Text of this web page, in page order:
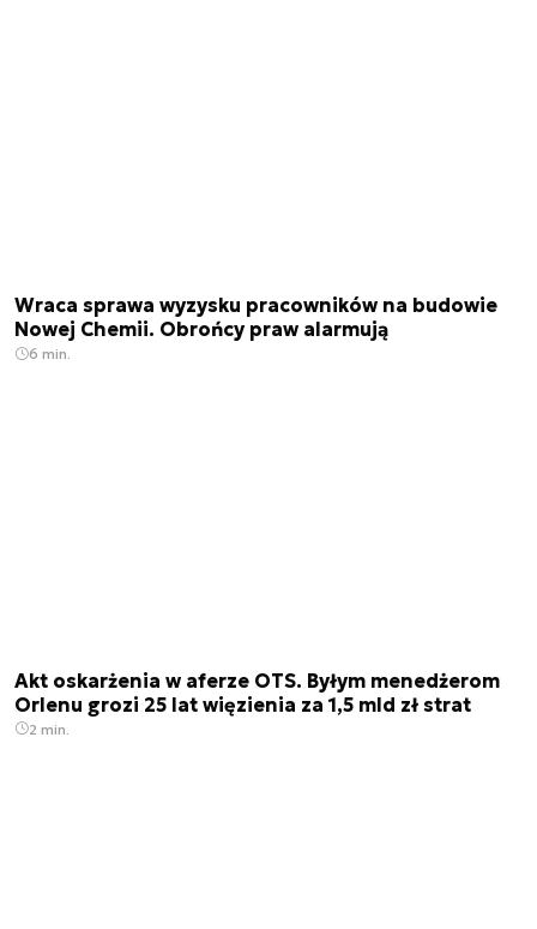
Wraca sprawa wyzysku pracowników na budowie
Nowej Chemii. Obrońcy praw alarmują
6 min.
Akt oskarżenia w aferze OTS. Byłym menedżerom
Orlenu grozi 25 lat więzienia za 1,5 mld zł strat
2 min.